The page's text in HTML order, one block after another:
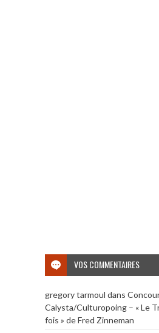
VOS COMMENTAIRES
gregory tarmoul dans
Calysta/Culturopoing – « Le
fois » de Fred Zinneman